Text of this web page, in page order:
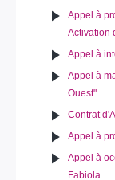
Appel à
Activation
Appel à
Appel à
Ouest"
Contrat
Appel à
Appel à
Fabiola